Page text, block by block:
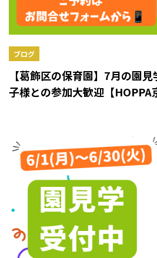
ブログ
【葛飾区の保育園】7月の園
子様との参加大歓迎【HOPPA